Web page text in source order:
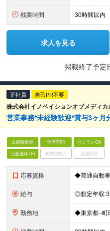
残業時間 30時間以内
求人を見る
掲載終了予定
正社員 自己PR不要
株式会社イノベイションオブメディカ
営業事務*未経験歓迎*賞与3ヶ月
未経験歓迎 学歴不問 ベテランOK
完全週休2日 賞与複数月 面接1回
応募資格
給与
勤務地